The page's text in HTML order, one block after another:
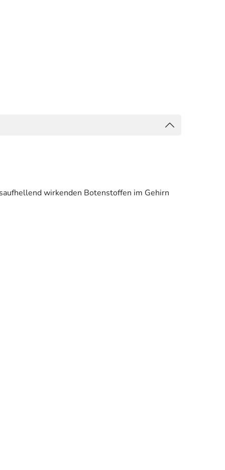
wirkenden Botenstoffen im Gehirn